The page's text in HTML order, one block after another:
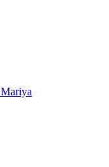
Mariya